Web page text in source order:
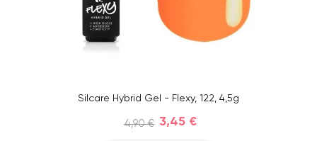
Silcare Hybrid Gel - Flexy, 122, 4,5g
4,90 € 3,45 €